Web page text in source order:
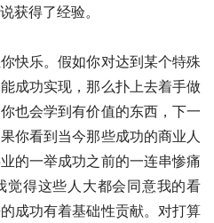
获得了经验。
乐。假如你对达到某个特殊
成功实现，那么扑上去着手做
也会学到有价值的东西，下一
你看到当今那些成功的商业人
的一举成功之前的一连串惨痛
觉得这些人大都会同意我的看
成功有着基础性贡献。对打算